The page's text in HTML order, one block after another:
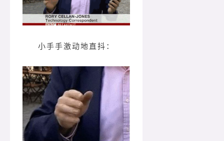
小手手激动地直抖：